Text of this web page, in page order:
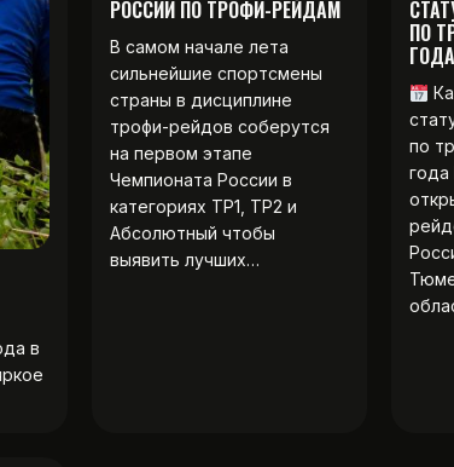
в
РОССИИ ПО ТРОФИ-РЕЙДАМ
В самом начале лета
сильнейшие спортсмены
страны в дисциплине
трофи-рейдов соберутся
на первом этапе
Чемпионата России в
категориях ТР1, ТР2 и
Абсолютный чтобы
выявить лучших…
ПО
ГОДА
по
года